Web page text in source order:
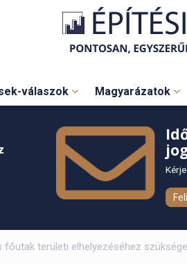
válaszok Magyarázatok
főutak területi elhelyezéséhez